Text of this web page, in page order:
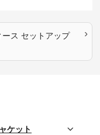
ス セットアップ
›
ケット